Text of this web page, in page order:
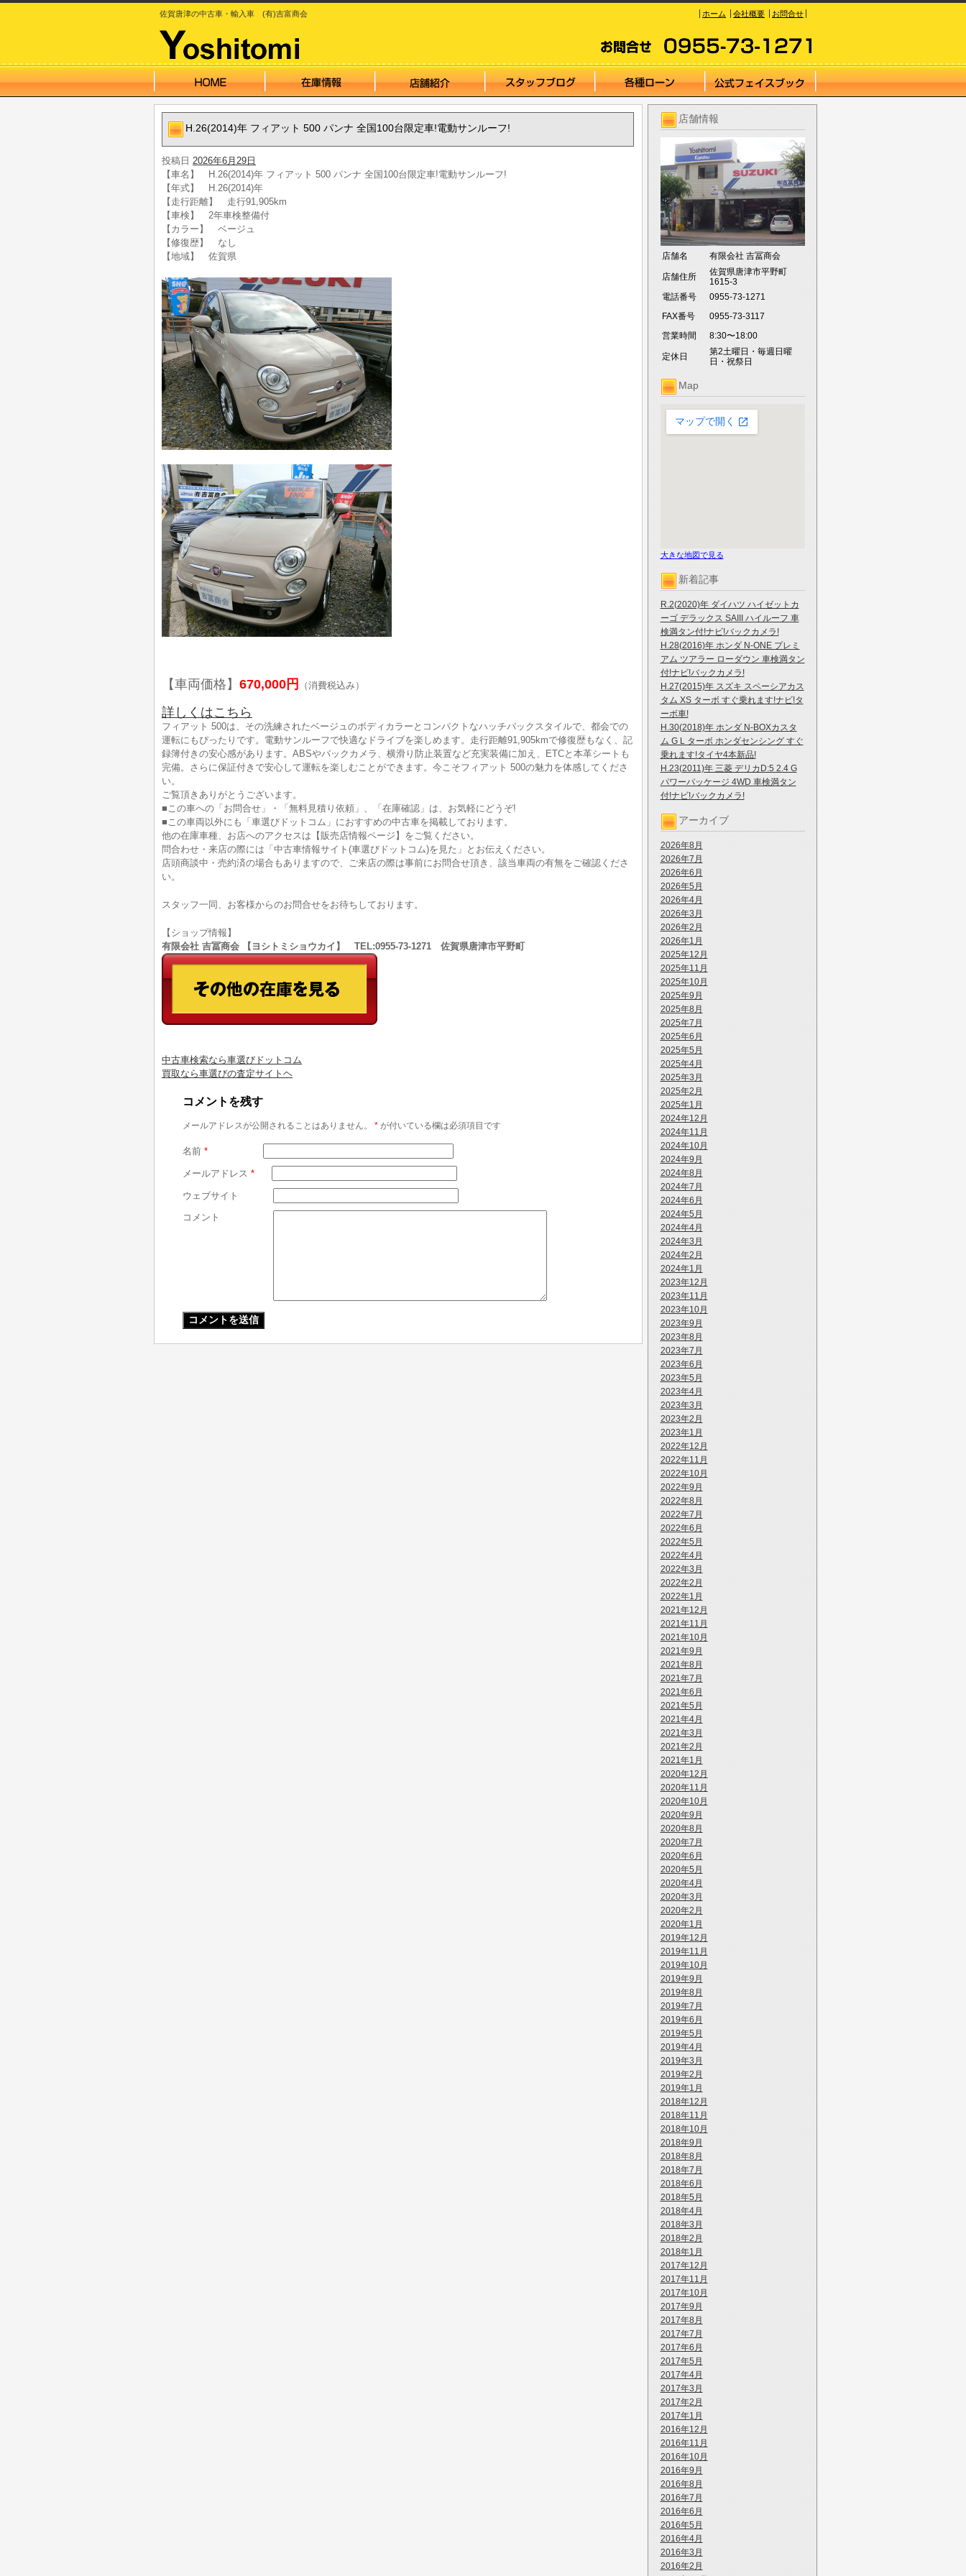
佐賀唐津の中古車・輸入車 (有)吉富商会 ホーム 会社概要 お問合せ
店舗情報
店舗名 有限会社 吉冨商会
店舗住所
佐賀県唐津市平野町
1615-3
電話番号
0955-73-1271
FAX番号
0955-73-3117
営業時間
8:30〜18:00
定休日
第2土曜日・毎週日曜
日・祝祭日
Map
大きな地図で見る
新着記事
R.2(2020)年 ダイハツ ハイゼットカ
ーゴ デラックス SAIII ハイルーフ 車
検満タン付!ナビ!バックカメラ!
H.28(2016)年 ホンダ N-ONE プレミ
アム ツアラー ローダウン 車検満タン
付!ナビ!バックカメラ!
H.27(2015)年 スズキ スペーシアカス
タム XS ターボ すぐ乗れます!ナビ!タ
ーボ車!
H.30(2018)年 ホンダ N-BOXカスタ
ム G L ターボ ホンダセンシング すぐ
乗れます!タイヤ4本新品!
H.23(2011)年 三菱 デリカD:5 2.4 G
パワーパッケージ 4WD 車検満タン
付!ナビ!バックカメラ!
アーカイブ
2026年8月
2026年7月
2026年6月
2026年5月
2026年4月
2026年3月
2026年2月
2026年1月
2025年12月
2025年11月
2025年10月
2025年9月
2025年8月
2025年7月
2025年6月
2025年5月
2025年4月
2025年3月
2025年2月
2025年1月
2024年12月
2024年11月
2024年10月
2024年9月
2024年8月
2024年7月
2024年6月
2024年5月
2024年4月
2024年3月
2024年2月
2024年1月
2023年12月
2023年11月
2023年10月
2023年9月
2023年8月
2023年7月
2023年6月
2023年5月
2023年4月
2023年3月
2023年2月
2023年1月
2022年12月
2022年11月
2022年10月
2022年9月
2022年8月
2022年7月
2022年6月
2022年5月
2022年4月
2022年3月
2022年2月
2022年1月
2021年12月
2021年11月
2021年10月
2021年9月
2021年8月
2021年7月
2021年6月
2021年5月
2021年4月
2021年3月
2021年2月
2021年1月
2020年12月
2020年11月
2020年10月
2020年9月
2020年8月
2020年7月
2020年6月
2020年5月
2020年4月
2020年3月
2020年2月
2020年1月
2019年12月
2019年11月
2019年10月
2019年9月
2019年8月
2019年7月
2019年6月
2019年5月
2019年4月
2019年3月
2019年2月
2019年1月
2018年12月
2018年11月
2018年10月
2018年9月
2018年8月
2018年7月
2018年6月
2018年5月
2018年4月
2018年3月
2018年2月
2018年1月
2017年12月
2017年11月
2017年10月
2017年9月
2017年8月
2017年7月
2017年6月
2017年5月
2017年4月
2017年3月
2017年2月
2017年1月
2016年12月
2016年11月
2016年10月
2016年9月
2016年8月
2016年7月
2016年6月
2016年5月
2016年4月
2016年3月
2016年2月
H.26(2014)年 フィアット 500 パンナ 全国100台限定車!電動サンルーフ!
投稿日 2026年6月29日
【車名】 H.26(2014)年 フィアット 500 パンナ 全国100台限定車!電動サンルーフ!
【年式】 H.26(2014)年
【走行距離】 走行91,905km
【車検】 2年車検整備付
【カラー】 ベージュ
【修復歴】 なし
【地域】 佐賀県
【車両価格】 670,000円 （消費税込み）
詳しくはこちら
フィアット 500は、その洗練されたベージュのボディカラーとコンパクトなハッチバックスタイルで、都会での
運転にもぴったりです。電動サンルーフで快適なドライブを楽しめます。走行距離91,905kmで修復歴もなく、記
録簿付きの安心感があります。ABSやバックカメラ、横滑り防止装置など充実装備に加え、ETCと本革シートも
完備。さらに保証付きで安心して運転を楽しむことができます。今こそフィアット 500の魅力を体感してくださ
い。
ご覧頂きありがとうございます。
■この車への「お問合せ」・「無料見積り依頼」、「在庫確認」は、お気軽にどうぞ!
■この車両以外にも「車選びドットコム」におすすめの中古車を掲載しております。
他の在庫車種、お店へのアクセスは【販売店情報ページ】をご覧ください。
問合わせ・来店の際には「中古車情報サイト(車選びドットコム)を見た」とお伝えください。
店頭商談中・売約済の場合もありますので、ご来店の際は事前にお問合せ頂き、該当車両の有無をご確認くださ
い。
スタッフ一同、お客様からのお問合せをお待ちしております。
【ショップ情報】
有限会社 吉冨商会 【ヨシトミショウカイ】 TEL:0955-73-1271 佐賀県唐津市平野町
中古車検索なら車選びドットコム
買取なら車選びの査定サイトヘ
コメントを残す
メールアドレスが公開されることはありません。 * が付いている欄は必須項目です
名前 *
メールアドレス *
ウェブサイト
コメント